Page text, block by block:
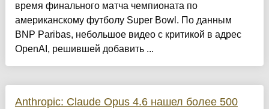
время финального матча чемпионата по
американскому футболу Super Bowl. По данным
BNP Paribas, небольшое видео с критикой в адрес
OpenAI, решившей добавить ...
Anthropic: Claude Opus 4.6 нашел более 500